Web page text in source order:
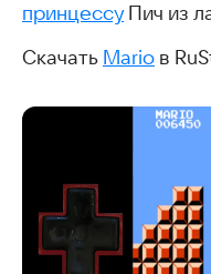
принцессуПич из
Скачать Mario в